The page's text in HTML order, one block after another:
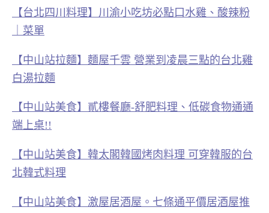
【台北四川料理】川渝小吃坊必點口水雞、酸辣粉
｜菜單
【中山站拉麵】麵屋千雲 營業到凌晨三點的台北雞
白湯拉麵
【中山站美食】貳樓餐廳-舒肥料理、低碳食物通通
端上桌!!
【中山站美食】韓太閣韓國烤肉料理 可穿韓服的台
北韓式料理
【中山站美食】激屋居酒屋。七條通平價居酒屋推